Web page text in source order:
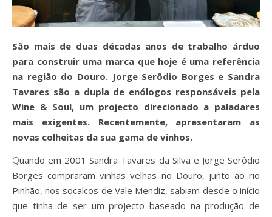
São mais de duas décadas anos de trabalho árduo
para construir uma marca que hoje é uma referência
na região do Douro. Jorge Serôdio Borges e Sandra
Tavares são a dupla de enólogos responsáveis pela
Wine & Soul, um projecto direcionado a paladares
mais exigentes. Recentemente, apresentaram as
novas colheitas da sua gama de vinhos.
Quando em 2001 Sandra Tavares da Silva e Jorge Serôdio
Borges compraram vinhas velhas no Douro, junto ao rio
Pinhão, nos socalcos de Vale Mendiz, sabiam desde o início
que tinha de ser um projecto baseado na produção de